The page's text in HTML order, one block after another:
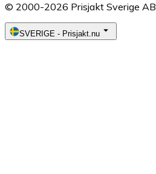
© 2000-2026 Prisjakt Sverige AB
SVERIGE - Prisjakt.nu